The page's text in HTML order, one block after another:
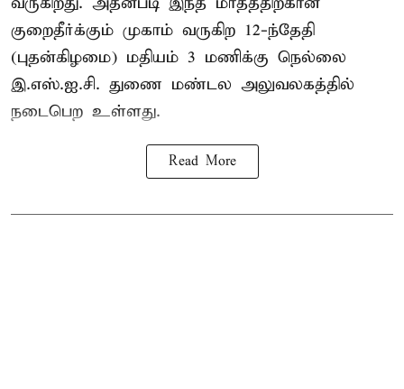
குறைதீர்க்கும் முகாம் வருகிற 12-ந்தேதி
(புதன்கிழமை) மதியம் 3 மணிக்கு நெல்லை
இ.எஸ்.ஐ.சி. துணை மண்டல அலுவலகத்தில்
நடைபெற உள்ளது.
Read More